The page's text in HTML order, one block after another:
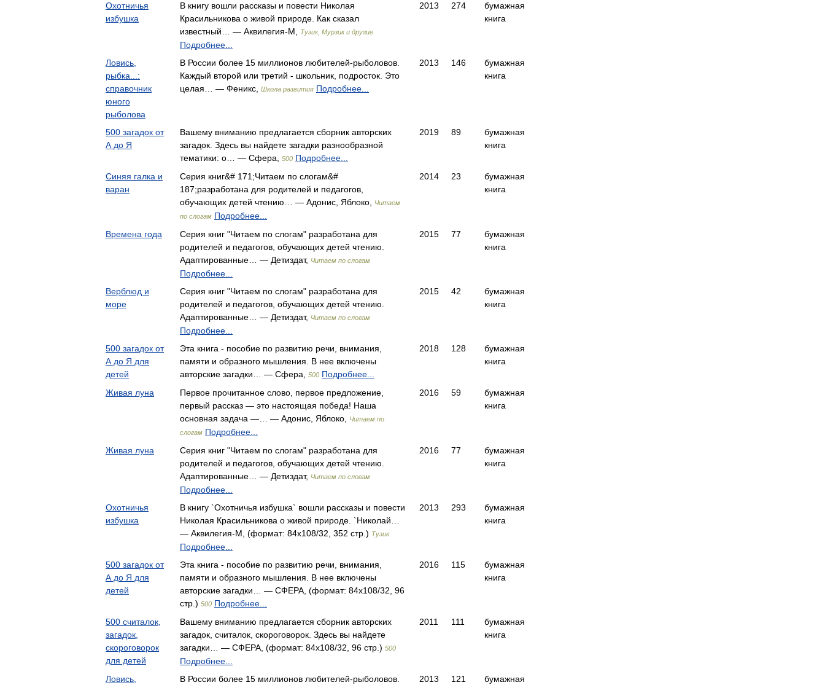
Охотничья
избушка
В книгу вошли рассказы и повести Николая
Красильникова о живой природе. Как сказал
известный… — Аквилегия-М,
Тузик, Мурзик и другие
Подробнее...
2013 274
бумажная
книга
Ловись,
рыбка...:
справочник
юного
рыболова
В России более 15 миллионов любителей-рыболовов.
Каждый второй или третий - школьник, подросток. Это
целая… — Феникс,
Школа развития Подробнее...
2013 146
бумажная
книга
500 загадок от
А до Я
Вашему вниманию предлагается сборник авторских
загадок. Здесь вы найдете загадки разнообразной
тематики: о… — Сфера,
500 Подробнее...
2019 89
бумажная
книга
Синяя галка и
варан
Серия книг&# 171;Читаем по слогам&#
187;разработана для родителей и педагогов,
обучающих детей чтению… — Адонис, Яблоко,
Читаем
по слогам Подробнее...
2014 23
бумажная
книга
Времена года
Серия книг "Читаем по слогам" разработана для
родителей и педагогов, обучающих детей чтению.
Адаптированные… — Детиздат, Читаем по слогам
Подробнее...
2015 77
бумажная
книга
Верблюд и
море
Серия книг "Читаем по слогам" разработана для
родителей и педагогов, обучающих детей чтению.
Адаптированные… — Детиздат, Читаем по слогам
Подробнее...
2015 42
бумажная
книга
500 загадок от
А до Я для
детей
Эта книга - пособие по развитию речи, внимания,
памяти и образного мышления. В нее включены
авторские загадки… — Сфера,
500 Подробнее...
2018 128
бумажная
книга
Живая луна
Первое прочитанное слово, первое предложение,
первый рассказ — это настоящая победа! Наша
основная задача —… — Адонис, Яблоко,
Читаем по
слогам Подробнее...
2016 59
бумажная
книга
Живая луна
Серия книг "Читаем по слогам" разработана для
родителей и педагогов, обучающих детей чтению.
Адаптированные… — Детиздат, Читаем по слогам
Подробнее...
2016 77
бумажная
книга
Охотничья
избушка
В книгу `Охотничья избушка` вошли рассказы и повести
Николая Красильникова о живой природе. `Николай…
— Аквилегия-М, (формат: 84x108/32, 352 стр.) Тузик
Подробнее...
2013 293
бумажная
книга
500 загадок от
А до Я для
детей
Эта книга - пособие по развитию речи, внимания,
памяти и образного мышления. В нее включены
авторские загадки… — СФЕРА, (формат: 84x108/32, 96
стр.) 500 Подробнее...
2016 115
бумажная
книга
500 считалок,
загадок,
скороговорок
для детей
Вашему вниманию предлагается сборник авторских
загадок, считалок, скороговорок. Здесь вы найдете
загадки… — СФЕРА, (формат: 84x108/32, 96 стр.) 500
Подробнее...
2011 111
бумажная
книга
Ловись,
В России более 15 миллионов любителей-рыболовов.
2013 121
бумажная